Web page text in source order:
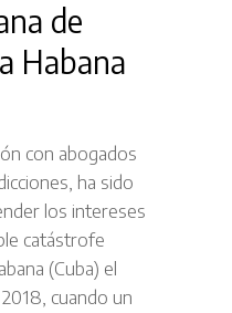
de
Habana
con abogados
ha sido
los intereses
catástrofe
(Cuba) el
cuando un